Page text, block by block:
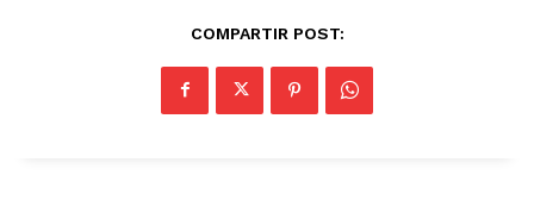
COMPARTIR POST: